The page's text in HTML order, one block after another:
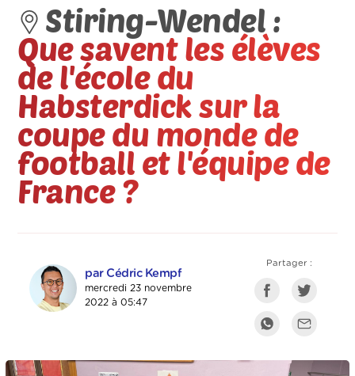
Stiring-Wendel :
Que savent les élèves
de l'école du
Habsterdick sur la
coupe du monde de
football et l'équipe de
France ?
par Cédric Kempf
mercredi 23 novembre
2022 à 05:47
Partager :